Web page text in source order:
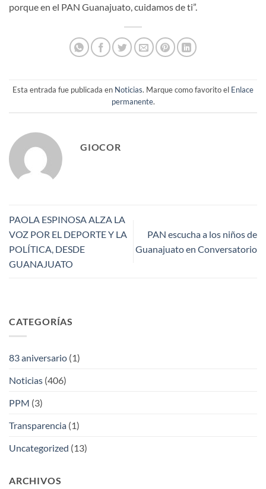
porque en el PAN Guanajuato, cuidamos de ti”.
Esta entrada fue publicada en Noticias. Marque como favorito el Enlace
permanente.
GIOCOR
PAOLA ESPINOSA ALZA LA
VOZ POR EL DEPORTE Y LA
POLÍTICA, DESDE
GUANAJUATO
PAN escucha a los niños de
Guanajuato en Conversatorio
CATEGORÍAS
83 aniversario (1)
Noticias (406)
PPM (3)
Transparencia (1)
Uncategorized (13)
ARCHIVOS